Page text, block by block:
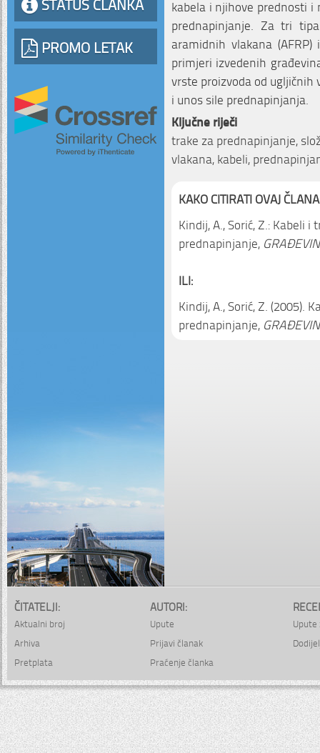
PROMO LETAK
kabela i njihove prednosti i
prednapinjanje. Za tri
aramidnih vlakana
primjeri izvedenih
vrste proizvoda od ugljičnih
i unos sile prednapinjanja.
Ključne riječi
trake za prednapinjanje,
vlakana, kabeli,
KAKO CITIRATI OVAJ
Kindij, A., Sorić, Z.: Kabeli
prednapinjanje,
ILI:
Kindij, A., Sorić, Z. (2005).
prednapinjanje,
ČITATELJI:
Aktualni broj
Arhiva
Pretplata
AUTORI:
Upute
Prijavi članak
Praćenje članka
Upute